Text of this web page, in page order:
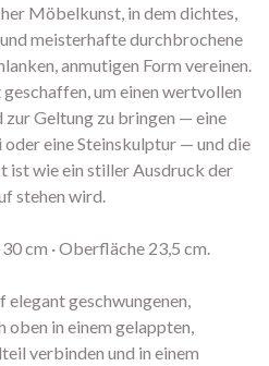
Möbelkunst, in dem dichtes,
und meisterhafte durchbrochene
anmutigen Form vereinen.
um einen wertvollen
zur Geltung zu bringen — eine
oder eine Steinskulptur — und die
ist wie ein stiller Ausdruck der
stehen wird.
cm · Oberfläche 23,5 cm.
elegant geschwungenen,
oben in einem gelappten,
verbinden und in einem